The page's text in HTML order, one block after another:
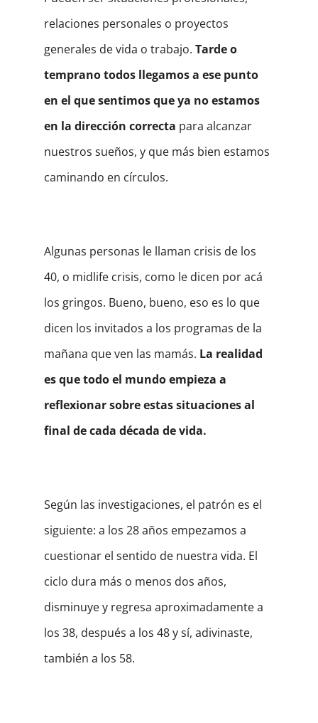
relaciones personales o proyectos
generales de vida o trabajo. Tarde o
temprano todos llegamos a ese punto
en el que sentimos que ya no estamos
en la dirección correcta para alcanzar
nuestros sueños, y que más bien estamos
caminando en círculos.
Algunas personas le llaman crisis de los
40, o midlife crisis, como le dicen por acá
los gringos. Bueno, bueno, eso es lo que
dicen los invitados a los programas de la
mañana que ven las mamás. La realidad
es que todo el mundo empieza a
reflexionar sobre estas situaciones al
final de cada década de vida.
Según las investigaciones, el patrón es el
siguiente: a los 28 años empezamos a
cuestionar el sentido de nuestra vida. El
ciclo dura más o menos dos años,
disminuye y regresa aproximadamente a
los 38, después a los 48 y sí, adivinaste,
también a los 58.